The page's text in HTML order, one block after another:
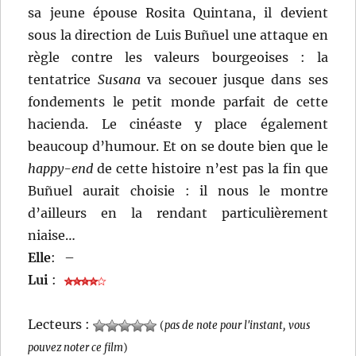
sa jeune épouse Rosita Quintana, il devient
sous la direction de Luis Buñuel une attaque en
règle contre les valeurs bourgeoises : la
tentatrice Susanava secouer jusque dans ses
fondements le petit monde parfait de cette
hacienda. Le cinéaste y place également
beaucoup d’humour. Et on se doute bien que le
happy-end de cette histoire n’est pas la fin que
Buñuel aurait choisie : il nous le montre
d’ailleurs en la rendant particulièrement
niaise…
Elle:
–
Lui :
Lecteurs : (pas de note pour l'instant, vous
pouvez noter ce film)